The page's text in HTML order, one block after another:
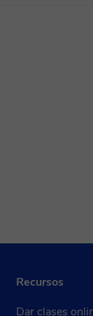
Recursos
Dar clases